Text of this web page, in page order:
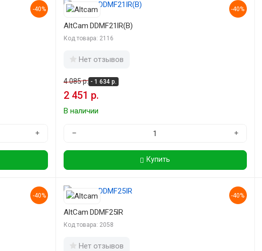
-40%
+
-40%
AltCam DDMF21IR(B)
Код товара: 2116
Нет отзывов
4 085 р. - 1 634 р.
2 451 р.
В наличии
− +
Купить
-40% -40%
AltCam DDMF25IR
Код товара: 2058
Нет отзывов